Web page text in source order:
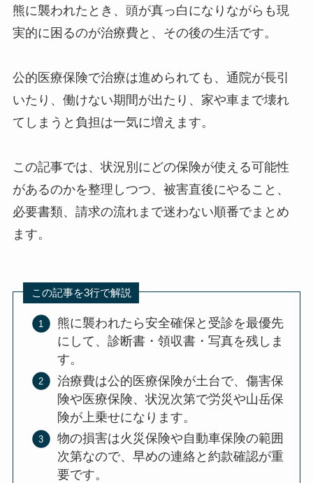
熊に襲われたとき、頭が真っ白になりながらも現
実的に困るのが治療費と、その後の生活です。
公的医療保険で治療は進められても、通院が長引
いたり、働けない期間が出たり、家や車まで壊れ
てしまうと負担は一気に増えます。
この記事では、状況別にどの保険が使える可能性
があるのかを整理しつつ、被害直後にやること、
必要書類、請求の流れまで迷わない順番でまとめ
ます。
この記事を3行で解説
熊に襲われたら安全確保と受診を最優先
にして、診断書・領収書・写真を残しま
す。
治療費は公的医療保険が土台で、傷害保
険や医療保険、状況次第で労災や山岳保
険が上乗せになります。
物の損害は火災保険や自動車保険の範囲
次第なので、早めの連絡と約款確認が重
要です。